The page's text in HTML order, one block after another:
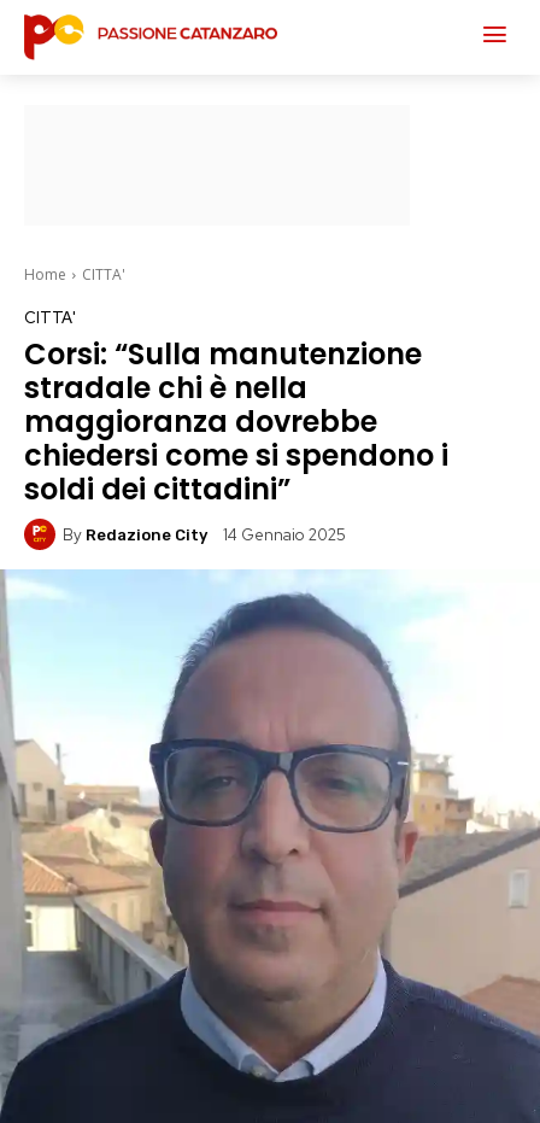
Home CITTA'
CITTA'
Corsi: “Sulla manutenzione
stradale chi è nella
maggioranza dovrebbe
chiedersi come si spendono i
soldi dei cittadini”
By Redazione City 14 Gennaio 2025